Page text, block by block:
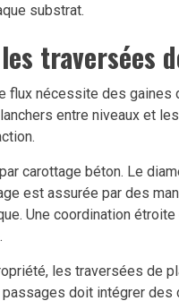
substrat.
traversées
flux nécessite des gaines
entre niveaux et
carottage béton. Le
est assurée par des
Une coordination
les traversées de
doit intégrer